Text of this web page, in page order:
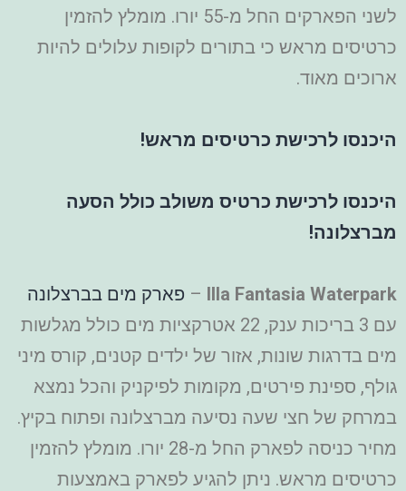
לשני הפארקים החל מ-55 יורו. מומלץ להזמין
כרטיסים מראש כי בתורים לקופות עלולים להיות
ארוכים מאוד.
היכנסו לרכישת כרטיסים מראש!
היכנסו לרכישת כרטיס משולב כולל הסעה
מברצלונה!
Illa Fantasia Waterpark
– פארק מים בברצלונה
עם 3 בריכות ענק, 22 אטרקציות מים כולל מגלשות
מים בדרגות שונות, אזור של ילדים קטנים, קורס מיני
גולף, ספינת פירטים, מקומות לפיקניק והכל נמצא
במרחק של חצי שעה נסיעה מברצלונה ופתוח בקיץ.
מחיר כניסה לפארק החל מ-28 יורו. מומלץ להזמין
כרטיסים מראש. ניתן להגיע לפארק באמצעות